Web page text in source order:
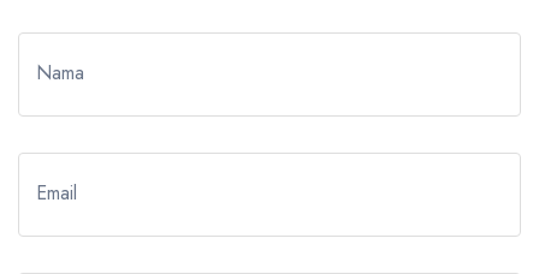
Nama
Email